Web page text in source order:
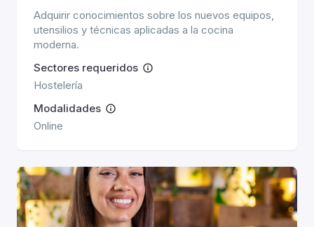
Adquirir conocimientos sobre los nuevos equipos,
utensilios y técnicas aplicadas a la cocina
moderna.
Sectores requeridos
Hostelería
Modalidades
Online